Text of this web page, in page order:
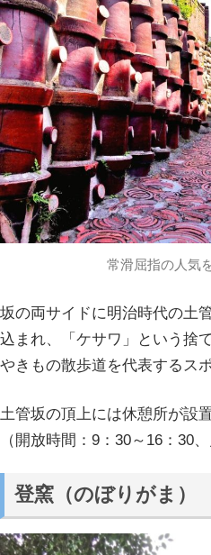
常滑屈指の人気
坂の両サイドに明治時代の土
込まれ、「ケサワ」という捨
やきもの散歩道を代表するス
土管坂の頂上には休憩所が設
（開放時間：9：30～16：30、
登窯（のぼりがま）